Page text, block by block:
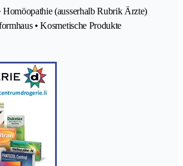
Homöopathie (ausserhalb Rubrik Ärzte)
• Kosmetische Produkte